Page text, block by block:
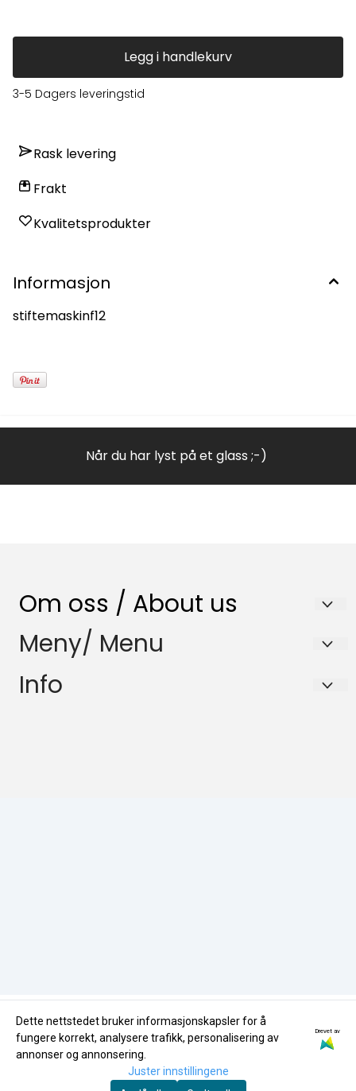
Legg i handlekurv
3-5 Dagers leveringstid
Rask levering
Frakt
Kvalitetsprodukter
Informasjon
stiftemaskinf12
Når du har lyst på et glass ;-)
Om oss / About us
Nenset Glassverksted AS
Trommedalsvegen 223
3735 Skien
Meny/ Menu
Salgsbetingelser
Info
Dette nettstedet bruker informasjonskapsler for å
fungere korrekt, analysere trafikk, personalisering av
annonser og annonsering.
Drevet av
Juster innstillingene